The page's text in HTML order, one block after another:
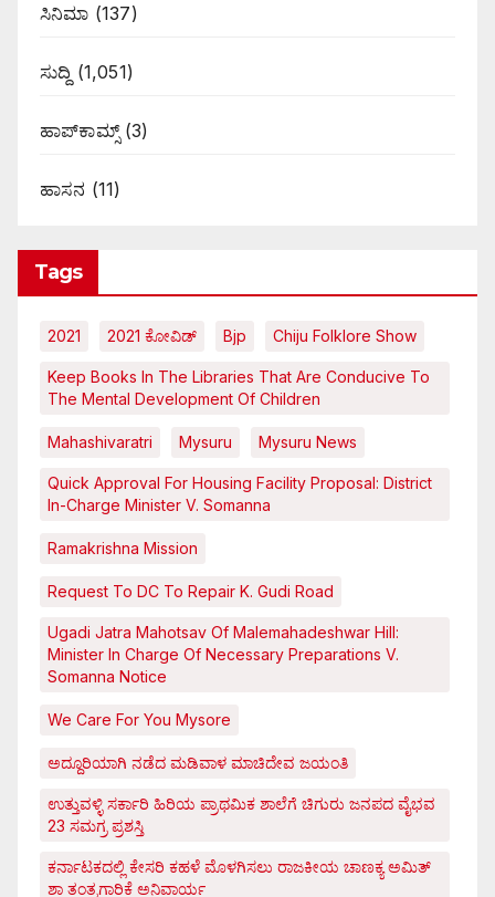
ಸಿನಿಮಾ (137)
ಸುದ್ದಿ (1,051)
ಹಾಪ್‌ಕಾಮ್ಸ್‌(3)
ಹಾಸನ (11)
Tags
2021 2021 ಕೋವಿಡ್‌ Bjp Chiju Folklore Show
Keep Books In The Libraries That Are Conducive To
The Mental Development Of Children
Mahashivaratri Mysuru Mysuru News
Quick Approval For Housing Facility Proposal: District
In-Charge Minister V. Somanna
Ramakrishna Mission
Request To DC To Repair K. Gudi Road
Ugadi Jatra Mahotsav Of Malemahadeshwar Hill:
Minister In Charge Of Necessary Preparations V.
Somanna Notice
We Care For You Mysore
ಅದ್ದೂರಿಯಾಗಿ ನಡೆದ ಮಡಿವಾಳ ಮಾಚಿದೇವ ಜಯಂತಿ
ಉತ್ತುವಳ್ಳಿ ಸರ್ಕಾರಿ ಹಿರಿಯ ಪ್ರಾಥಮಿಕ ಶಾಲೆಗೆ ಚಿಗುರು ಜನಪದ ವೈಭವ
23 ಸಮಗ್ರ ಪ್ರಶಸ್ತಿ
ಕರ್ನಾಟಕದಲ್ಲಿ ಕೇಸರಿ ಕಹಳೆ ಮೊಳಗಿಸಲು ರಾಜಕೀಯ ಚಾಣಕ್ಯ ಅಮಿತ್
ಶಾ ತಂತ್ರಗಾರಿಕೆ ಅನಿವಾರ್ಯ